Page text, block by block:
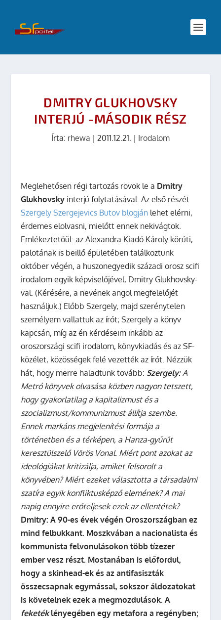
DMITRY GLUKHOVSKY
INTERJÚ -MÁSODIK RÉSZ
Írta: rhewa | 2011.12.21. | Irodalom
Meglehetősen régi tartozás rovok le a Dmitry
Glukhovsky interjú folytatásával. Az első részét
Szergely Szergejevics Butov blogján lehet elérni,
érdemes elolvasni, mielőtt ennek nekivágtok.
Emlékeztetőül: az Alexandra Kiadó Károly körúti,
palotának is beillő épületében találkoztunk
október végén, a huszonegyedik századi orosz scifi
irodalom egyik képviselőjével, Dmitry Glukhovsky-
val. (Kérésére, a nevének angol megfelelőjét
használjuk.) Előbb Szergely, majd szerénytelen
személyem vallattuk az írót; Szergely a könyv
kapcsán, míg az én kérdéseim inkább az
oroszországi scifi irodalom, könyvkiadás és az SF-
közélet, közösségek felé vezették az írót. Nézzük
hát, hogy merre haladtunk tovább: Szergely:A
Metró könyvek olvasása közben nagyon tetszett,
hogy gyakorlatilag a kapitalizmust és a
szocializmust/kommunizmust állítja szembe.
Ennek markáns megjelenítési formája a
történetben és a térképen, a Hanza-gyűrűt
keresztülszelő Vörös Vonal. Miért pont azokat az
ideológiákat kritizálja, amiket felsorolt a
könyvében? Miért ezeket választotta a társadalmi
szatíra egyik konfliktusképző elemének? A mai
napig ennyire erőteljesek ezek az ellentétek?
Dmitry: A 90-es évek végén Oroszországban ez
mind felbukkant. Moszkvában a nacionalista és
kommunista felvonulásokon több tízezer
ember vesz részt. Mostanában is előfordul,
hogy a skinhead-ek és az antifasiszták
összecsapnak egymással, sokszor áldozatokat
is követelnek ezek a megmozdulások. A
feketéklényegében egy metafora a regényben;